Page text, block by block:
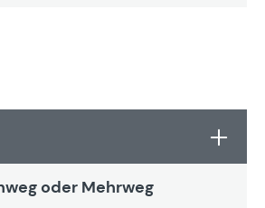
oder Mehrweg